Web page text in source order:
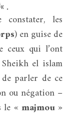
« .
les
) en guise de
ceux qui l’ont
el islam
parler de ce
ou négation –
le « majmou»